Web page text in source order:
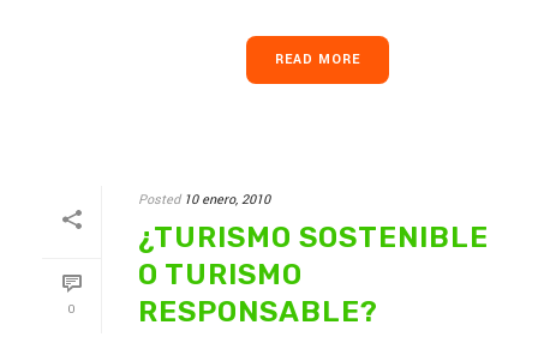
READ MORE
0
Posted 10 enero, 2010
¿TURISMO SOSTENIBLE
O TURISMO
RESPONSABLE?